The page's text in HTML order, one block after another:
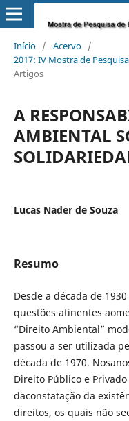
Início / Acervo /
2017: IV Mostra de
Artigos
A
AMBIENTAL
Lucas Nader de Souza
Resumo
Desde a década de
questões atinentes
“Direito Ambiental”
passou a ser utilizada
década de 1970.
Direito Público e
daconstatação da
direitos, os quais não